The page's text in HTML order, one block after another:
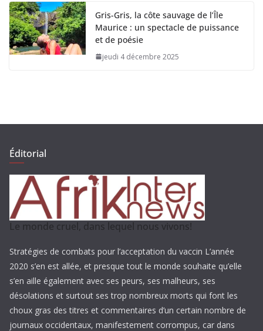
Gris-Gris, la côte sauvage de l’Île
Maurice : un spectacle de puissance
et de poésie
jeudi 4 décembre 2025
Éditorial
Le monde cruel, dans lequel nous vivons!
Stratégies de combats pour l’acceptation du vaccin L’année
2020 s’en est allée, et presque tout le monde souhaite qu’elle
s’en aille également avec ses peurs, ses malheurs, ses
désolations et surtout ses trop nombreux morts qui font les
choux gras des titres et commentaires d’un certain nombre de
journaux occidentaux, manifestement corrompus, car dans